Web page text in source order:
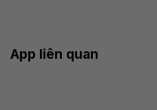
App liên quan